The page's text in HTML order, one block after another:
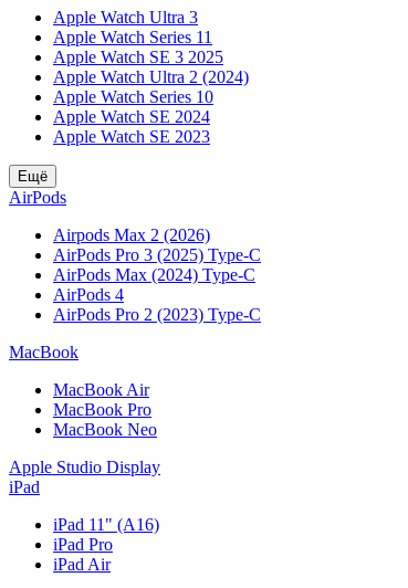
Apple Watch Ultra 3
Apple Watch Series 11
Apple Watch SE 3 2025
Apple Watch Ultra 2 (2024)
Apple Watch Series 10
Apple Watch SE 2024
Apple Watch SE 2023
Ещё
AirPods
Airpods Max 2 (2026)
AirPods Pro 3 (2025) Type-C
AirPods Max (2024) Type-C
AirPods 4
AirPods Pro 2 (2023) Type-C
MacBook
MacBook Air
MacBook Pro
MacBook Neo
Apple Studio Display
iPad
iPad 11" (A16)
iPad Pro
iPad Air